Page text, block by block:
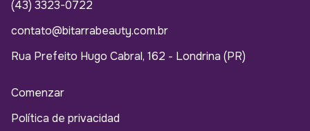
(43) 3323-0722
contato@bitarrabeauty.com.br
Rua Prefeito Hugo Cabral, 162 - Londrina (PR)
Comenzar
Política de privacidad